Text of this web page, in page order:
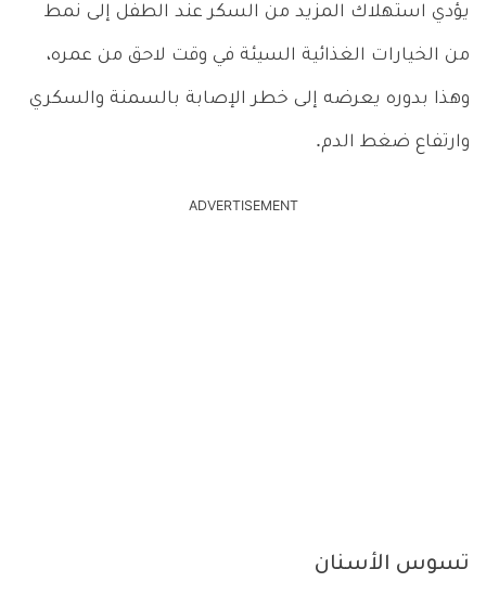
يؤدي استهلاك المزيد من السكر عند الطفل إلى نمط
من الخيارات الغذائية السيئة في وقت لاحق من عمره،
وهذا بدوره يعرضه إلى خطر الإصابة بالسمنة والسكري
وارتفاع ضغط الدم.
ADVERTISEMENT
تسوس الأسنان